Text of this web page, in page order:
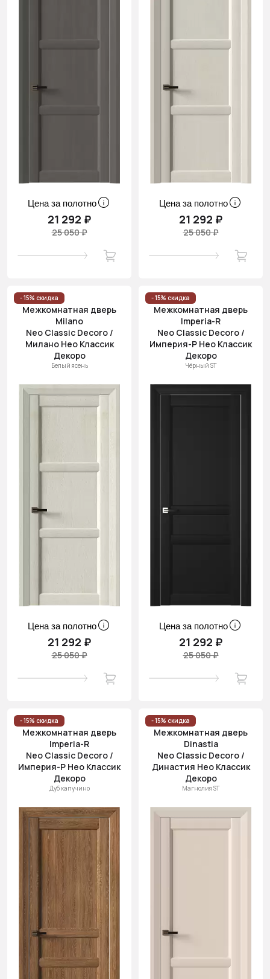
Цена за полотно
21 292 ₽
25 050 ₽
Цена за полотно
21 292 ₽
25 050 ₽
- 15% скидка
Межкомнатная дверь
Milano
Neo Classic Decoro /
Милано Нео Классик
Декоро
Белый ясень
Цена за полотно
21 292 ₽
25 050 ₽
- 15% скидка
Межкомнатная дверь
Imperia-R
Neo Classic Decoro /
Империя-Р Нео Классик
Декоро
Чёрный ST
Цена за полотно
21 292 ₽
25 050 ₽
- 15% скидка
Межкомнатная дверь
Imperia-R
Neo Classic Decoro /
Империя-Р Нео Классик
Декоро
Дуб капучино
- 15% скидка
Межкомнатная дверь
Dinastia
Neo Classic Decoro /
Династия Нео Классик
Декоро
Магнолия ST